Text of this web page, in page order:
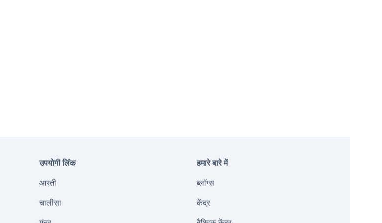
उपयोगी लिंक
आरती
चालीसा
हमारे बारे में
ब्लॉग्स
केंद्र